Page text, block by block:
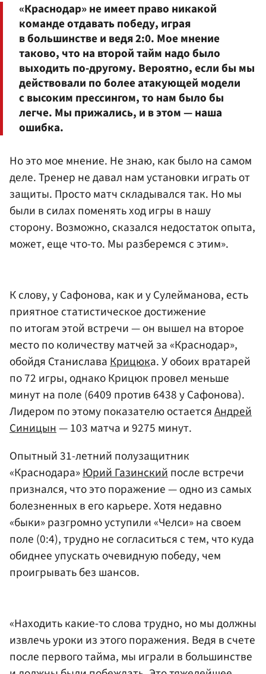
«Краснодар» не имеет право никакой
команде отдавать победу, играя
в большинстве и ведя 2:0. Мое мнение
таково, что на второй тайм надо было
выходить по-другому. Вероятно, если бы мы
действовали по более атакующей модели
с высоким прессингом, то нам было бы
легче. Мы прижались, и в этом — наша
ошибка.
Но это мое мнение. Не знаю, как было на самом
деле. Тренер не давал нам установки играть от
защиты. Просто матч складывался так. Но мы
были в силах поменять ход игры в нашу
сторону. Возможно, сказался недостаток опыта,
может, еще что-то. Мы разберемся с этим».
К слову, у Сафонова, как и у Сулейманова, есть
приятное статистическое достижение
по итогам этой встречи — он вышел на второе
место по количеству матчей за «Краснодар»,
обойдя СтаниславаКрицюка. У обоих вратарей
по 72 игры, однако Крицюк провел меньше
минут на поле (6409 против 6438 у Сафонова).
Лидером по этому показателю остаетсяАндрей
Синицын— 103 матча и 9275 минут.
Опытный 31-летний полузащитник
«Краснодара»Юрий Газинскийпосле встречи
признался, что это поражение — одно из самых
болезненных в его карьере. Хотя недавно
«быки» разгромно уступили «Челси» на своем
поле (0:4), трудно не согласиться с тем, что куда
обиднее упускать очевидную победу, чем
проигрывать без шансов.
«Находить какие-то слова трудно, но мы должны
извлечь уроки из этого поражения. Ведя в счете
после первого тайма, мы играли в большинстве